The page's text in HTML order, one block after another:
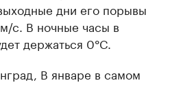
дни его порывы
м/с. В ночные часы в
держаться 0°C.
В январе в самом